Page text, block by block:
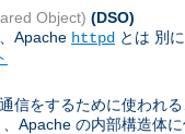
Object) (DSO)
Apache httpd とは 別
信をするために使われ
Apache の内部構造体に